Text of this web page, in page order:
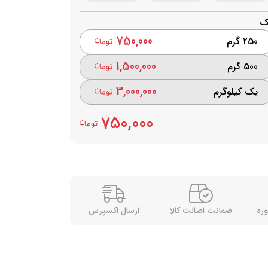
250 گرم
750,000
500 گرم 1,500,000
یک کیلوگرم 3,000,000
750,000
ضمانت اصالت کالا ارسال اکسپرس